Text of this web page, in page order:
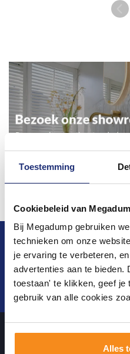
Toestemming
Cookiebeleid van
Bij Megadump gebruiken
technieken om onze
je ervaring te verbeteren,
advertenties aan te bieden.
toestaan' te klikken, geef je
gebruik van alle cookies
Alles
Blijf op de hoogte van
ontwikkelingen